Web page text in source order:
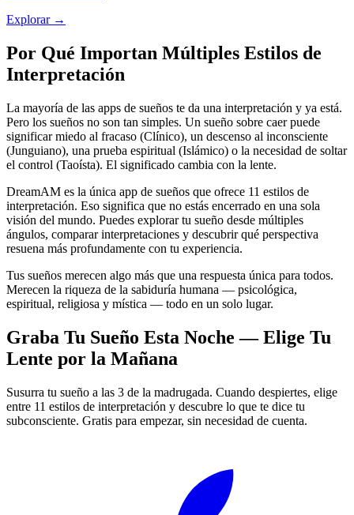
Explorar→
Por Qué Importan Múltiples Estilos de
Interpretación
La mayoría de las apps de sueños te da una interpretación y ya está.
Pero los sueños no son tan simples. Un sueño sobre caer puede
significar miedo al fracaso (Clínico), un descenso al inconsciente
(Junguiano), una prueba espiritual (Islámico) o la necesidad de soltar
el control (Taoísta). El significado cambia con la lente.
DreamAM es la única app de sueños que ofrece 11 estilos de
interpretación. Eso significa que no estás encerrado en una sola
visión del mundo. Puedes explorar tu sueño desde múltiples
ángulos, comparar interpretaciones y descubrir qué perspectiva
resuena más profundamente con tu experiencia.
Tus sueños merecen algo más que una respuesta única para todos.
Merecen la riqueza de la sabiduría humana — psicológica,
espiritual, religiosa y mística — todo en un solo lugar.
Graba Tu Sueño Esta Noche — Elige Tu
Lente por la Mañana
Susurra tu sueño a las 3 de la madrugada. Cuando despiertes, elige
entre 11 estilos de interpretación y descubre lo que te dice tu
subconsciente. Gratis para empezar, sin necesidad de cuenta.